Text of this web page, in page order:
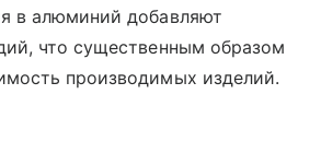
в алюминий добавляют
что существенным образом
производимых изделий.